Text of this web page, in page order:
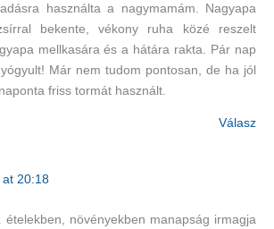
használta a nagymamám. Nagyapa
bekente, vékony ruha közé reszelt
mellkasára és a hátára rakta. Pár nap
Már nem tudom pontosan, de ha jól
friss tormát használt.
Válasz
at 20:18
ételekben, növényekben manapság irmagja